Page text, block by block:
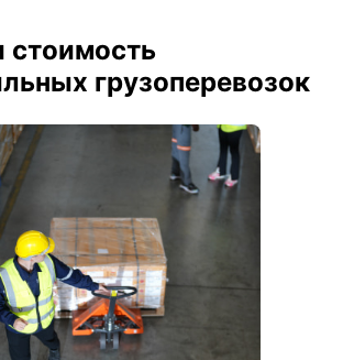
стоимость
грузоперевозок